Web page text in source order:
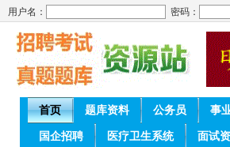
用户名： 密码：
首页 题库资料 公务员 事
国企招聘 医疗卫生系统 面试